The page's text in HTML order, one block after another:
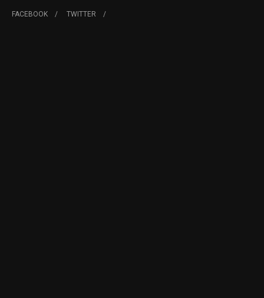
FACEBOOK TWITTER